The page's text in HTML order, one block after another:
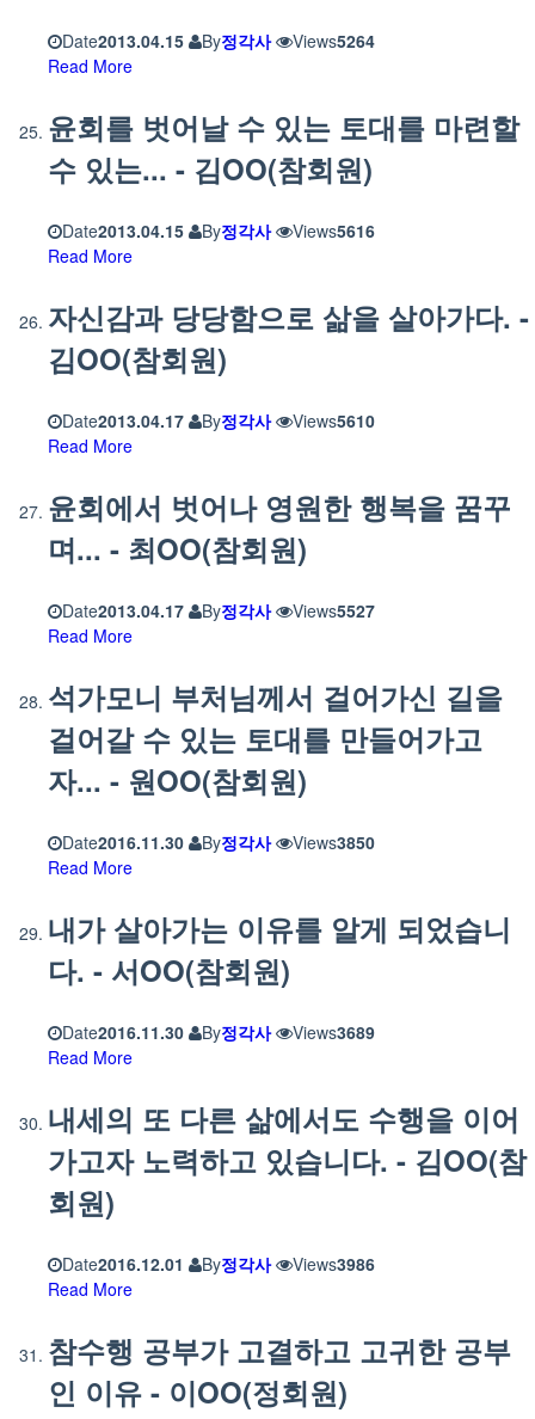
Date2013.04.15 By정각사 Views5264
Read More
윤회를 벗어날 수 있는 토대를 마련할
수 있는... - 김OO(참회원)
Date2013.04.15 By정각사 Views5616
Read More
자신감과 당당함으로 삶을 살아가다. -
김OO(참회원)
Date2013.04.17 By정각사 Views5610
Read More
윤회에서 벗어나 영원한 행복을 꿈꾸
며... - 최OO(참회원)
Date2013.04.17 By정각사 Views5527
Read More
석가모니 부처님께서 걸어가신 길을
걸어갈 수 있는 토대를 만들어가고
자... - 원OO(참회원)
Date2016.11.30 By정각사 Views3850
Read More
내가 살아가는 이유를 알게 되었습니
다. - 서OO(참회원)
Date2016.11.30 By정각사 Views3689
Read More
내세의 또 다른 삶에서도 수행을 이어
가고자 노력하고 있습니다. - 김OO(참
회원)
Date2016.12.01 By정각사 Views3986
Read More
참수행 공부가 고결하고 고귀한 공부
인 이유 - 이OO(정회원)